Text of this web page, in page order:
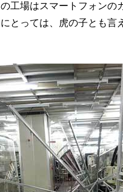
工場はスマートフォンの
とっては、虎の子とも言